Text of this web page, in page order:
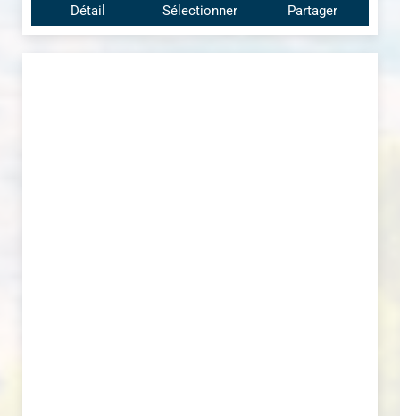
Détail Sélectionner Partager